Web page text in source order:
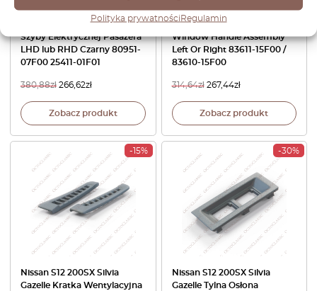
Polityka prywatnościRegulamin
Nissan S12 200SX Silvia
Gazelle Zestaw Przełącznika
Szyby Elektrycznej Pasażera
LHD lub RHD Czarny 80951-
07F00 25411-01F01
380,88zł 266,62zł
Zobacz produkt
Nissan S12 200SX Silvia
Gazelle Rear Quarter
Window Handle Assembly
Left Or Right 83611-15F00 /
83610-15F00
314,64zł 267,44zł
Zobacz produkt
-15%
Nissan S12 200SX Silvia
Gazelle Kratka Wentylacyjna
-30%
Nissan S12 200SX Silvia
Gazelle Tylna Osłona